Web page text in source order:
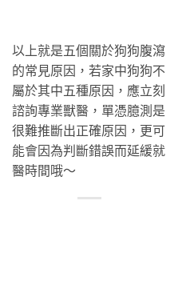
以上就是五個關於狗狗腹瀉
的常見原因，若家中狗狗不
屬於其中五種原因，應立刻
諮詢專業獸醫，單憑臆測是
很難推斷出正確原因，更可
能會因為判斷錯誤而延緩就
醫時間哦～